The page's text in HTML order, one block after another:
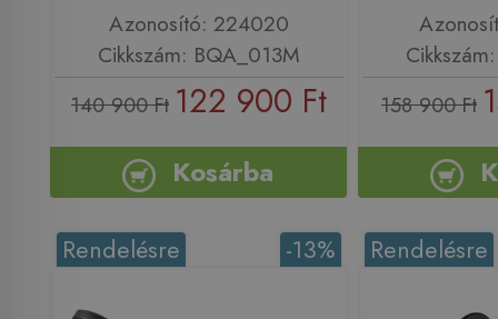
Azonosító: 224020
Cikkszám: BQA_013M
140 900 Ft 122 900 Ft
Kosárba
158 900 Ft
-13%
Rendelésre Rendelésre